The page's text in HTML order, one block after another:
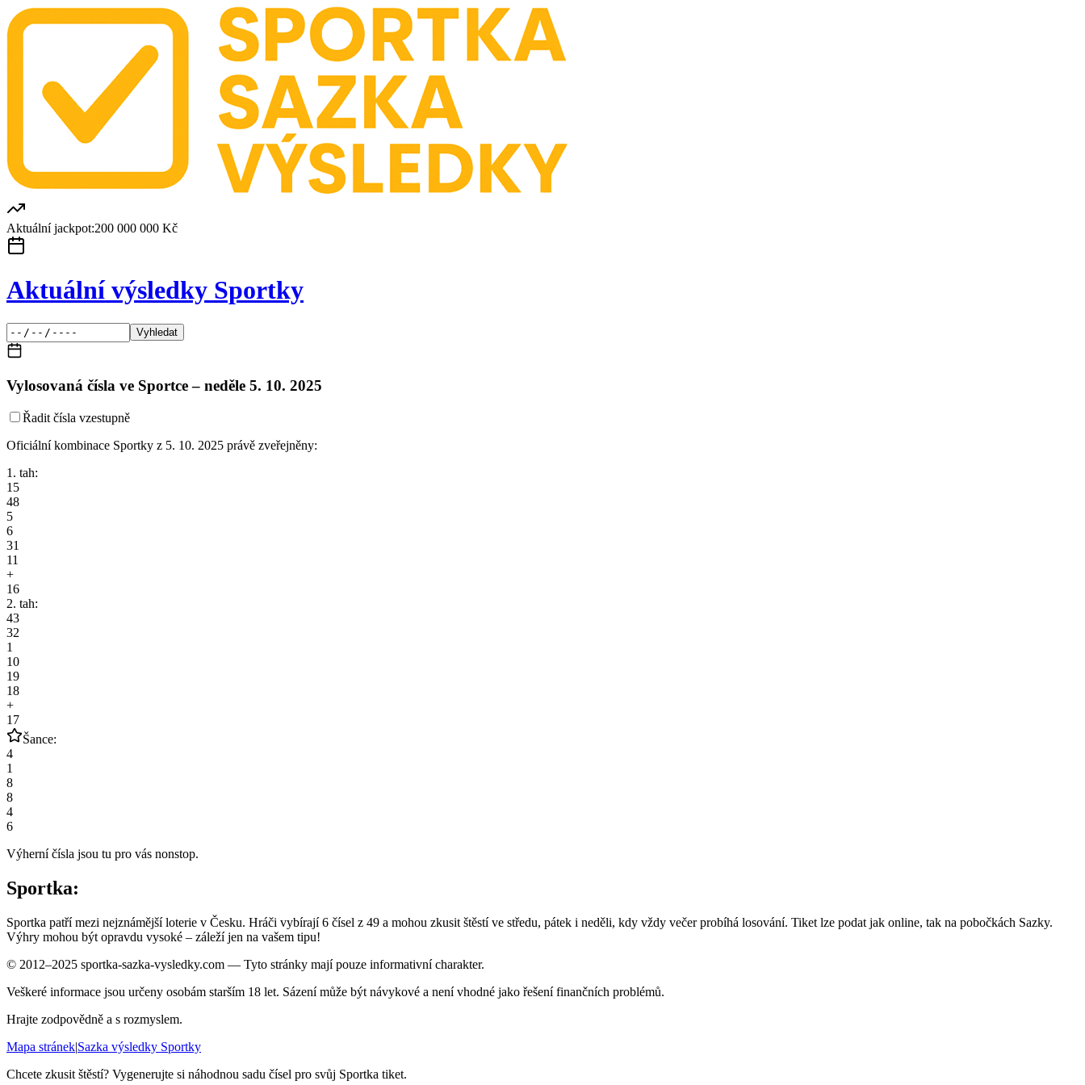
Aktuální jackpot:200 000 000 Kč
Aktuální výsledky Sportky
Vyhledat
Vylosovaná čísla ve Sportce – neděle 5. 10. 2025
Řadit čísla vzestupně
Oficiální kombinace Sportky z 5. 10. 2025 právě zveřejněny:
1. tah:
15
48
5
6
31
11
+
16
2. tah:
43
32
1
10
19
18
+
17
Šance:
4
1
8
8
4
6
Výherní čísla jsou tu pro vás nonstop.
Sportka:
Sportka patří mezi nejznámější loterie v Česku. Hráči vybírají 6 čísel z 49 a mohou zkusit štěstí ve středu, pátek i neděli, kdy vždy večer probíhá losování. Tiket lze podat jak online, tak na pobočkách Sazky.
Výhry mohou být opravdu vysoké – záleží jen na vašem tipu!
© 2012–2025 sportka-sazka-vysledky.com — Tyto stránky mají pouze informativní charakter.
Veškeré informace jsou určeny osobám starším 18 let. Sázení může být návykové a není vhodné jako řešení finančních problémů.
Hrajte zodpovědně a s rozmyslem.
Mapa stránek|Sazka výsledky Sportky
Chcete zkusit štěstí? Vygenerujte si náhodnou sadu čísel pro svůj Sportka tiket.